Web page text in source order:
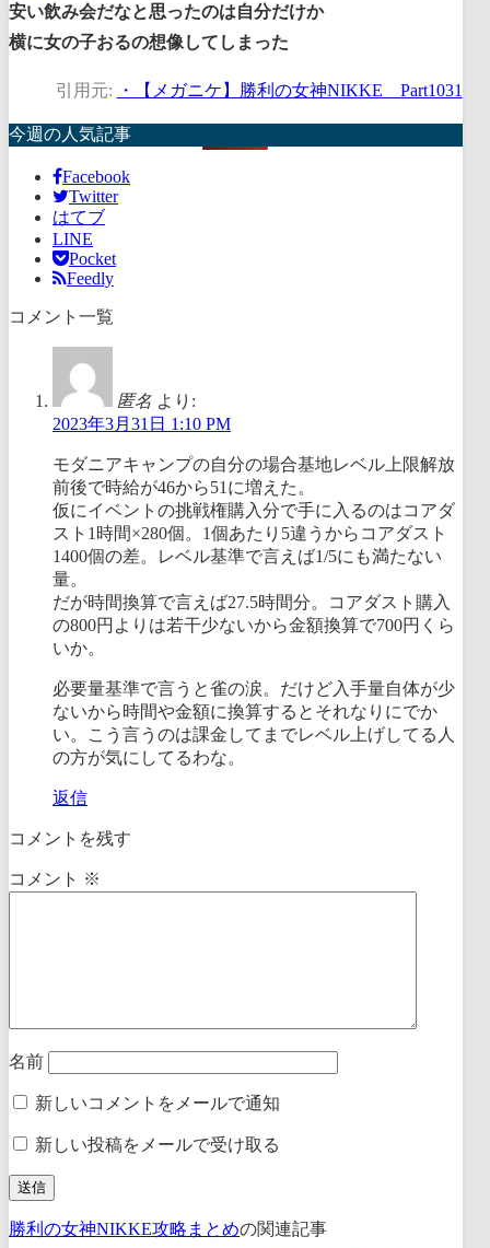
安い飲み会だなと思ったのは自分だけか
横に女の子おるの想像してしまった
引用元: ・【メガニケ】勝利の女神NIKKE Part1031
今週の人気記事
Facebook
Twitter
はてブ
LINE
Pocket
Feedly
コメント一覧
匿名 より:
2023年3月31日 1:10 PM
モダニアキャンプの自分の場合基地レベル上限解放
前後で時給が46から51に増えた。
仮にイベントの挑戦権購入分で手に入るのはコアダ
スト1時間×280個。1個あたり5違うからコアダスト
1400個の差。レベル基準で言えば1/5にも満たない
量。
だが時間換算で言えば27.5時間分。コアダスト購入
の800円よりは若干少ないから金額換算で700円くら
いか。
必要量基準で言うと雀の涙。だけど入手量自体が少
ないから時間や金額に換算するとそれなりにでか
い。こう言うのは課金してまでレベル上げしてる人
の方が気にしてるわな。
返信
コメントを残す
コメント ※
名前
新しいコメントをメールで通知
新しい投稿をメールで受け取る
勝利の女神NIKKE攻略まとめの関連記事